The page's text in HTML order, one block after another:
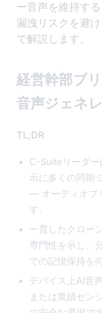
ー音声を維持す
漏洩リスクを避
で解説します。
経営幹部ブ
音声ジェネ
TL;DR
C-Suiteリーダー
示に多くの同期
— オーディオブ
す。
一貫したクロー
専門性を示し、
での記憶保持を
デバイス上AI音
または業績セン